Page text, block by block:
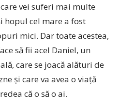
vei suferi mai multe
hopul cel mare a fost
mici. Dar toate acestea,
să fii acel Daniel, un
care se joacă alături de
şi care va avea o viaţă
că o să o ai.